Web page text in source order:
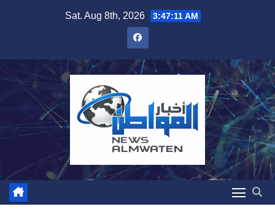
Sat. Aug 8th, 2026 3:47:12 AM